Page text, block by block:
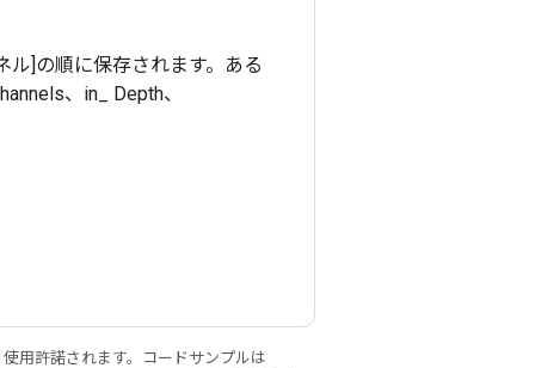
ル]の順に保存されます。ある
、in_ Depth、
使用許諾されます。コードサンプルは